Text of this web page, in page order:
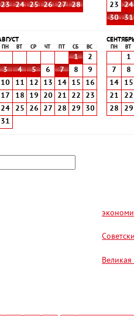
23
24 25 26 27 28
23
24
30
31
ПН ВТ СР ЧТ СБ ВС
1
2
3
4 5 6 7 8
9
10
11 12 13 14 15
16
17
18 19 20 21 22
23
24
25 26 27 28 29
30
31
ПН ВТ
1
7
8
14
15
21
22
28
29
Великая